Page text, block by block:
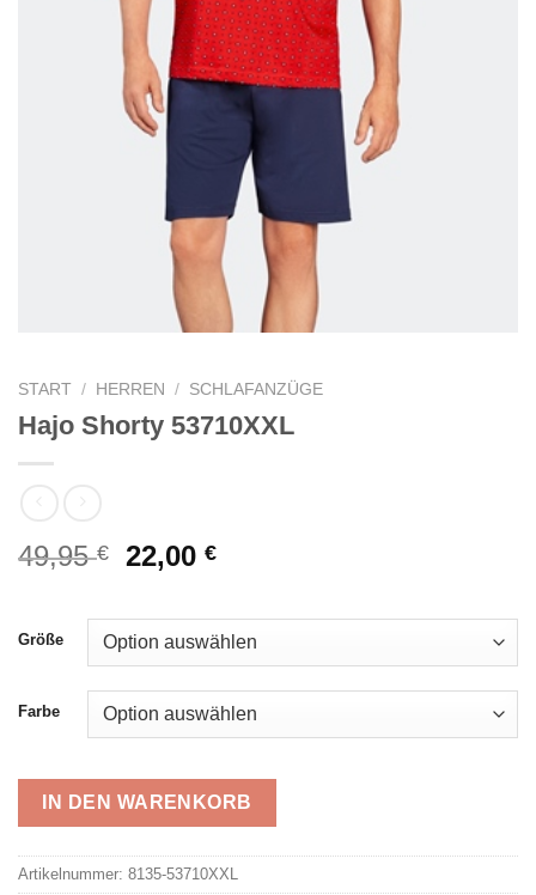
START / HERREN / SCHLAFANZÜGE
Hajo Shorty 53710XXL
49,95€
Ursprünglicher
war:
49,95 €
22,00€Aktueller
ist:
22,00 €.
Größe
Farbe
IN DEN WARENKORB
Artikelnummer: 8135-53710XXL